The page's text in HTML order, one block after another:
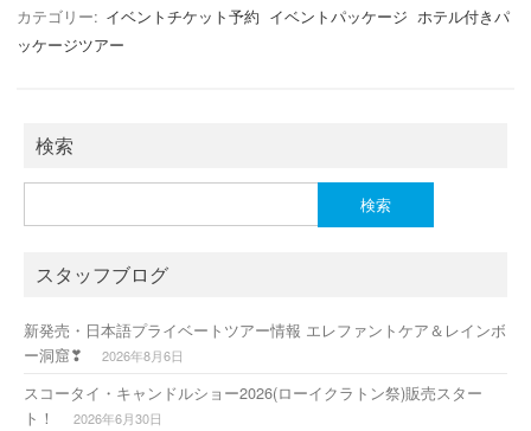
c
e
o
o
k
st
n
ail
カテゴリー: イベントチケット予約 イベントパッケージ ホテル付きパ
ッケージツアー
検索
索:
スタッフブログ
新発売・日本語プライベートツアー情報 エレファントケア＆レインボ
ー洞窟❣
2026年8月6日
スコータイ・キャンドルショー2026(ローイクラトン祭)販売スター
ト！
2026年6月30日